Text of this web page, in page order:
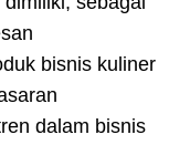
bisnis kuliner
dalam bisnis